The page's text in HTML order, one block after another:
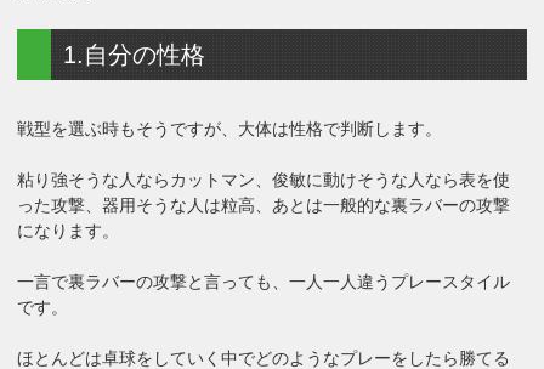
1.自分の性格
戦型を選ぶ時もそうですが、大体は性格で判断します。
粘り強そうな人ならカットマン、俊敏に動けそうな人なら表を使
った攻撃、器用そうな人は粒高、あとは一般的な裏ラバーの攻撃
になります。
一言で裏ラバーの攻撃と言っても、一人一人違うプレースタイル
です。
ほとんどは卓球をしていく中でどのようなプレーをしたら勝てる